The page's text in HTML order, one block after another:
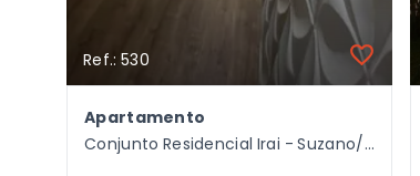
Ref.: 530
Apartamento
Conjunto Residencial Irai - Suzano/SP